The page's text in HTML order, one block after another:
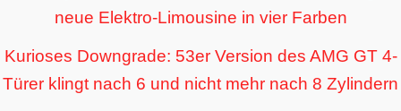
neue Elektro-Limousine in vier Farben
Kurioses Downgrade: 53er Version des AMG GT 4-
Türer klingt nach 6 und nicht mehr nach 8 Zylindern